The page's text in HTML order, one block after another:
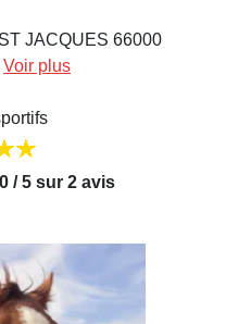
JACQUES 66000
Voir plus
/ 5 sur 2 avis